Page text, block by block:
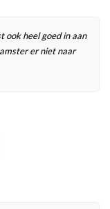
ook heel goed in aan
er niet naar